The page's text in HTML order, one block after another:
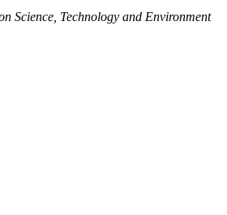
Technology and Environment